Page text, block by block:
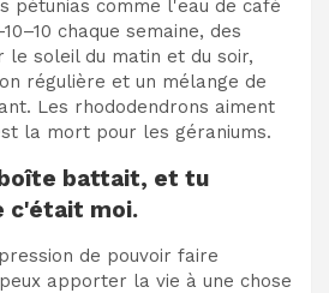
pétunias comme l'eau de café
chaque semaine, des
le soleil du matin et du soir,
régulière et un mélange de
Les rhododendrons aiment
la mort pour les géraniums.
battait, et tu
c'était moi.
de pouvoir faire
apporter la vie à une chose